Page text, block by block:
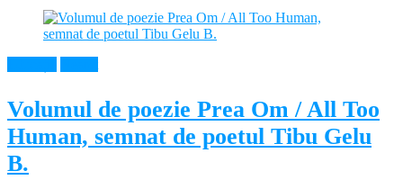
Volumul de poezie Prea Om / All Too
Human, semnat de poetul Tibu Gelu
B.